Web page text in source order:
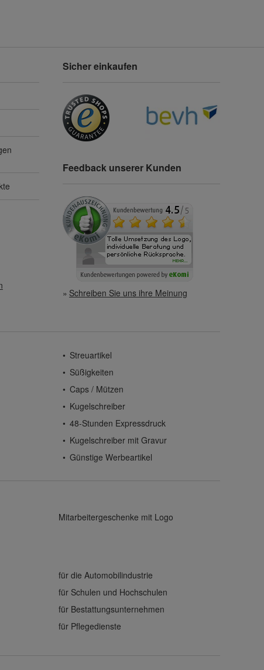
Sicher einkaufen
Feedback unserer Kunden
Schreiben Sie uns ihre Meinung
Streuartikel
Süßigkeiten
Caps / Mützen
Kugelschreiber
48-Stunden Expressdruck
Kugelschreiber mit Gravur
Günstige Werbeartikel
Mitarbeitergeschenke mit Logo
für die Automobilindustrie
für Schulen und Hochschulen
für Bestattungsunternehmen
für Pflegedienste